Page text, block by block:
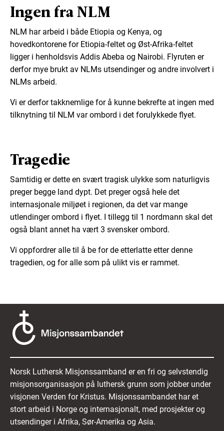
Ingen fra NLM
NLM har arbeid i både Etiopia og Kenya, og
hovedkontorene for Etiopia-feltet og Øst-Afrika-feltet
ligger i henholdsvis Addis Abeba og Nairobi. Flyruten er
derfor mye brukt av NLMs utsendinger og andre involvert i
NLMs arbeid.
Vi er derfor takknemlige for å kunne bekrefte at ingen med
tilknytning til NLM var ombord i det forulykkede flyet.
Tragedie
Samtidig er dette en svært tragisk ulykke som naturligvis
preger begge land dypt. Det preger også hele det
internasjonale miljøet i regionen, da det var mange
utlendinger ombord i flyet. I tillegg til 1 nordmann skal det
også blant annet ha vært 3 svensker ombord.
Vi oppfordrer alle til å be for de etterlatte etter denne
tragedien, og for alle som på ulikt vis er rammet.
Norsk Luthersk Misjonssamband er en fri og selvstendig
misjonsorganisasjon på luthersk grunn som jobber under
visjonen Verden for Kristus. Misjonssambandet har et
stort arbeid i Norge og internasjonalt, med prosjekter og
utsendinger i Afrika, Sør-Amerika og Asia.